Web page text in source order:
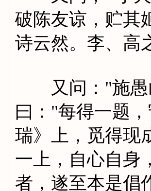
破陈友谅，贮其
诗云然。李、高
又问："施愚
曰："每得一题
瑞》上，觅得现
一上，自心自身
者，遂至本是倡